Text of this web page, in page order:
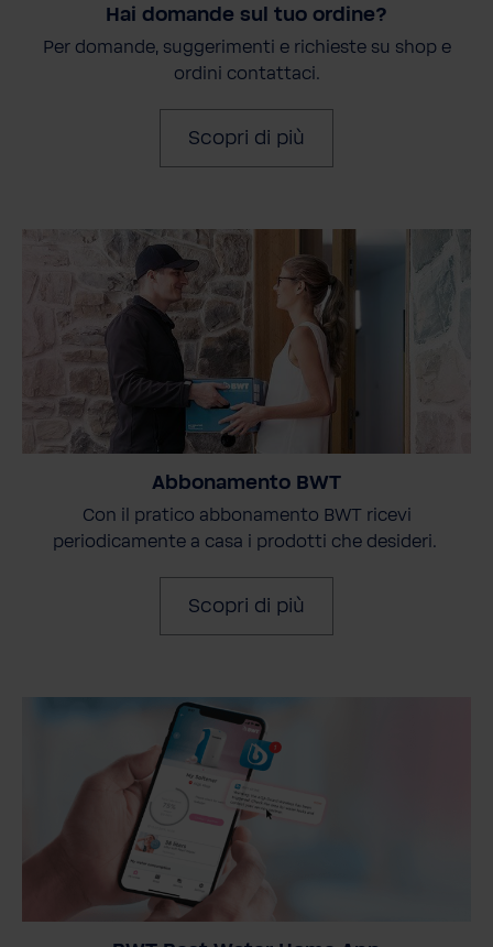
Hai domande sul tuo ordine?
Per domande, suggerimenti e richieste su shop e
ordini contattaci.
Scopri di più
Abbonamento BWT
Con il pratico abbonamento BWT ricevi
periodicamente a casa i prodotti che desideri.
Scopri di più